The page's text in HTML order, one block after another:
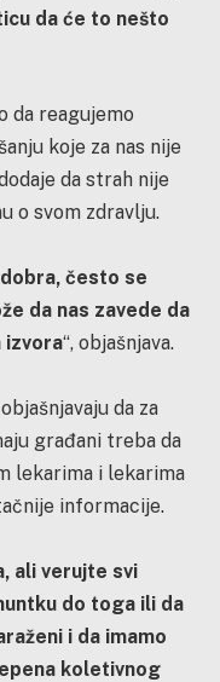
da će to nešto
da reagujemo
koje za nas nije
da strah nije
o svom zdravlju.
često se
da nas zavede da
izvora“, objašnjava.
da za
građani treba da
lekarima i lekarima
informacije.
ali verujte svi
do toga ili da
i da imamo
koletivnog